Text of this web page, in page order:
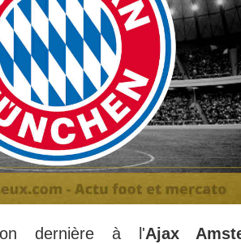
dernière à l'Ajax